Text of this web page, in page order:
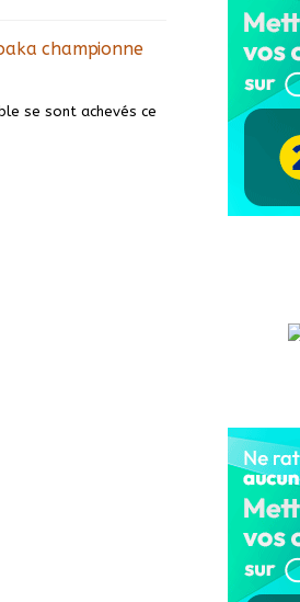
championne
se sont achevés ce